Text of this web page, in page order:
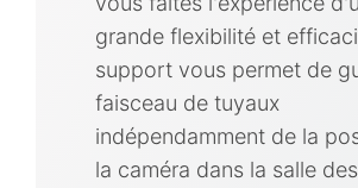
grande flexibilité et
support vous permet de
faisceau de tuyaux
indépendamment de la
la caméra dans la salle des